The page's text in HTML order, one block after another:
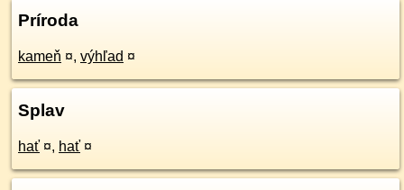
Príroda
kameň ¤, výhľad ¤
Splav
hať ¤, hať ¤